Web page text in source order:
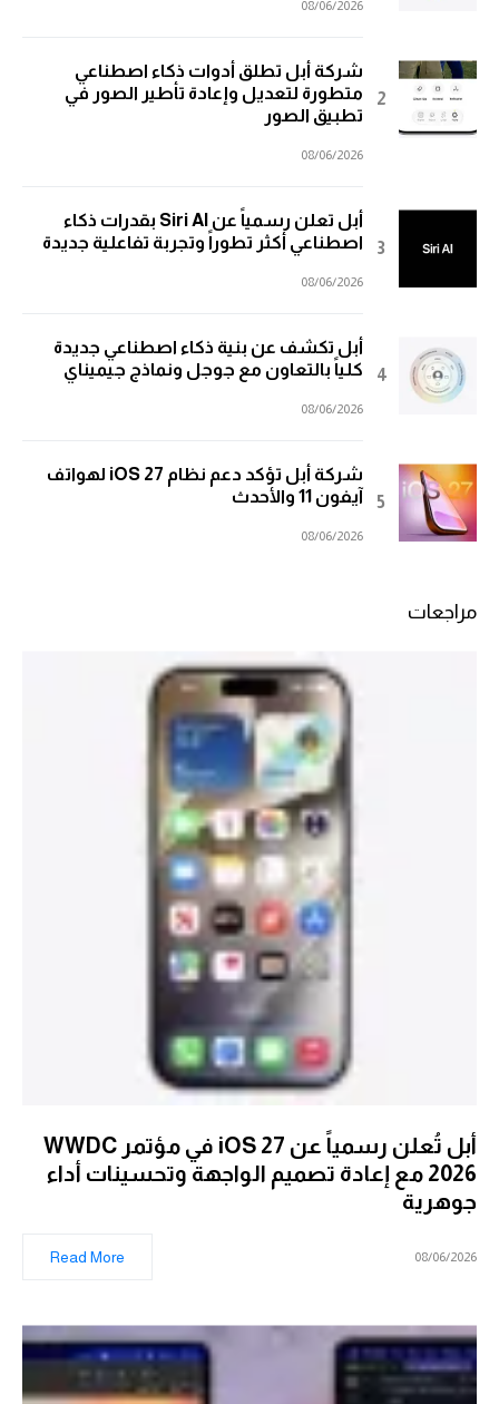
08/06/2026
شركة أبل تطلق أدوات ذكاء اصطناعي
متطورة لتعديل وإعادة تأطير الصور في
تطبيق الصور
08/06/2026
أبل تعلن رسمياً عن Siri AI بقدرات ذكاء
اصطناعي أكثر تطوراً وتجربة تفاعلية جديدة
08/06/2026
أبل تكشف عن بنية ذكاء اصطناعي جديدة
كلياً بالتعاون مع جوجل ونماذج جيميناي
08/06/2026
شركة أبل تؤكد دعم نظام iOS 27 لهواتف
آيفون 11 والأحدث
08/06/2026
مراجعات
أبل تُعلن رسمياً عن iOS 27 في مؤتمر WWDC
2026 مع إعادة تصميم الواجهة وتحسينات أداء
جوهرية
08/06/2026
Read More